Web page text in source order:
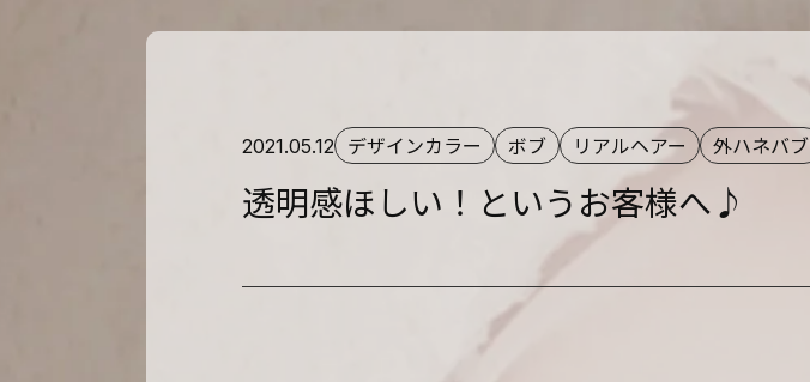
2021.05.12 デザインカラー ボブ リアルヘアー 外ハネバブ
透明感ほしい！というお客様へ♪